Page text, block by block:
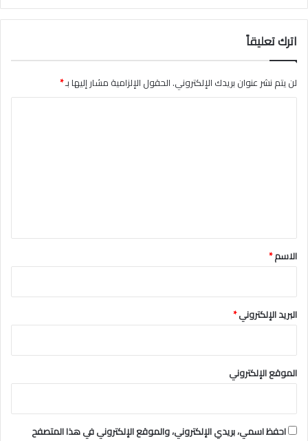
ا
اترك تعليقاً
لن يتم نشر عنوان بريدك الإلكتروني.الحقول الإلزامية مشار إليها بـ*
*
الاسم*
البريد الإلكتروني*
الموقع الإلكتروني
احفظ اسمي، بريدي الإلكتروني، والموقع الإلكتروني في هذا المتصفح